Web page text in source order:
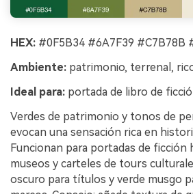
HEX: #0F5B34 #6A7F39 #C7B78B
Ambiente: patrimonio, terrenal,
Ideal para: portada de libro de
Verdes de patrimonio y tonos de
evocan una sensación rica en
Funcionan para portadas de
museos y carteles de tours
oscuro para títulos y verde musgo